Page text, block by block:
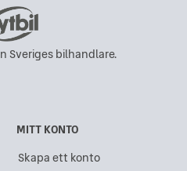
Sveriges bilhandlare.
MITT KONTO
Skapa ett konto